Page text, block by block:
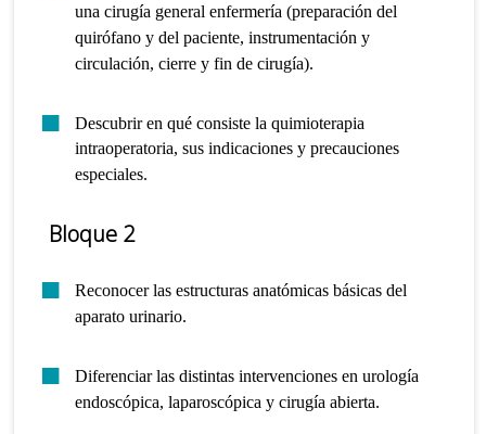
una cirugía general enfermería (preparación del
quirófano y del paciente, instrumentación y
circulación, cierre y fin de cirugía).
Descubrir en qué consiste la quimioterapia
intraoperatoria, sus indicaciones y precauciones
especiales.
Bloque 2
Reconocer las estructuras anatómicas básicas del
aparato urinario.
Diferenciar las distintas intervenciones en urología
endoscópica, laparoscópica y cirugía abierta.